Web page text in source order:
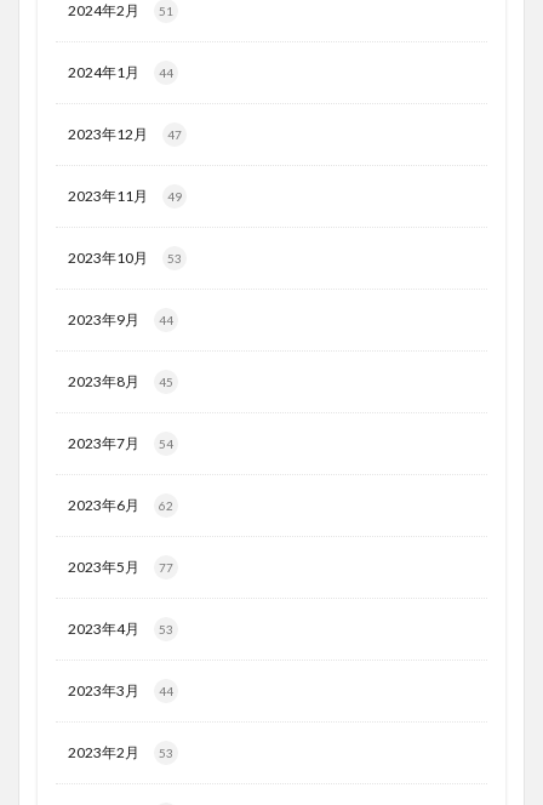
2024年2月 51
2024年1月 44
2023年12月 47
2023年11月 49
2023年10月 53
2023年9月 44
2023年8月 45
2023年7月 54
2023年6月 62
2023年5月 77
2023年4月 53
2023年3月 44
2023年2月 53